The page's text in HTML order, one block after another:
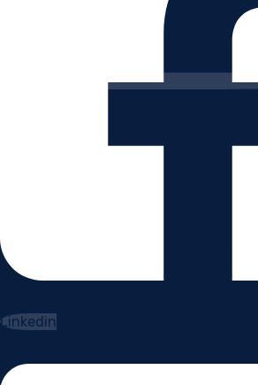
Linkedin